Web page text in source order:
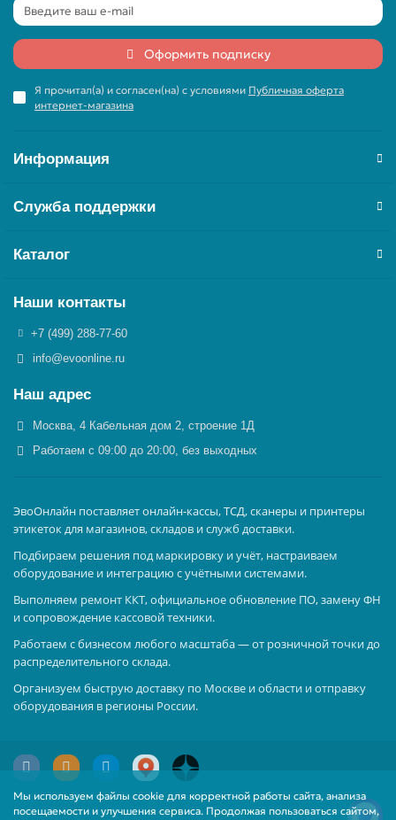
Мы используем файлы cookie для корректной работы сайта, анализа
посещаемости и улучшения сервиса. Продолжая пользоваться сайтом,
Оформить подписку
Я прочитал(а) и согласен(на) с условиями Публичная оферта
интернет-магазина
Информация
Служба поддержки
Каталог
Наши контакты
+7 (499) 288-77-60
info@evoonline.ru
Наш адрес
Москва, 4 Кабельная дом 2, строение 1Д
Работаем с 09:00 до 20:00, без выходных
ЭвоОнлайн поставляет онлайн-кассы, ТСД, сканеры и принтеры
этикеток для магазинов, складов и служб доставки.
Подбираем решения под маркировку и учёт, настраиваем
оборудование и интеграцию с учётными системами.
Выполняем ремонт ККТ, официальное обновление ПО, замену ФН
и сопровождение кассовой техники.
Работаем с бизнесом любого масштаба — от розничной точки до
распределительного склада.
Организуем быструю доставку по Москве и области и отправку
оборудования в регионы России.